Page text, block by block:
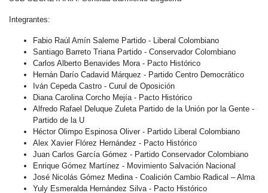
Integrantes:
Fabio Raúl Amín Saleme Partido - Liberal Colombiano
Santiago Barreto Triana Partido - Conservador Colombiano
Carlos Alberto Benavides Mora - Pacto Histórico
Hernán Darío Cadavid Márquez - Partido Centro Democrático
Iván Cepeda Castro - Curul de Oposición
Diana Carolina Corcho Mejía - Pacto Histórico
Alfredo Rafael Deluque Zuleta Partido de la Unión por la Gente -
Partido de la U
Héctor Olimpo Espinosa Oliver - Partido Liberal Colombiano
Alex Xavier Flórez Hernández - Pacto Histórico
Juan Carlos García Gómez - Partido Conservador Colombiano
Enrique Gómez Martínez - Movimiento Salvación Nacional
José Nicolás Gómez Medina - Coalición Cambio Radical – Alma
Yuly Esmeralda Hernández Silva - Pacto Histórico